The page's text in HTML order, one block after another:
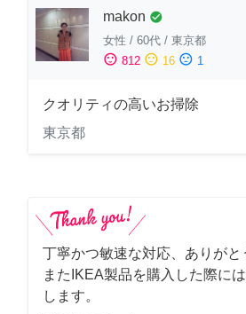
makon check_circle
女性 / 60代 / 東京都
sentiment_satisfied 812 sentiment_neutral 16 sentiment_dissatisfied 1
クオリティの高いお掃除
東京都
丁寧かつ敏速な対応、ありがと
またIKEA製品を購入した際に
します。